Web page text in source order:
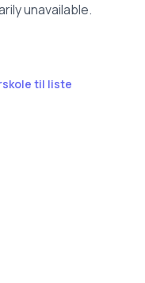
unavailable.
til liste